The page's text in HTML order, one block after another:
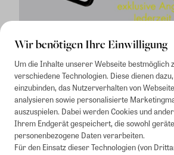
Wir benötigen Ihre Einwilligung
Um die Inhalte unserer Webseite bestmöglich
verschiedene Technologien. Diese dienen
einzubinden, das Nutzerverhalten von
analysieren sowie personalisierte
auszuspielen. Dabei werden Cookies und
Ihrem Endgerät gespeichert, die sowohl
personenbezogene Daten verarbeiten.
Für den Einsatz dieser Technologien (von
1Mindestbestellwert von 50€. Nicht anwendbar
Buchpreisbindung unterliegen, ZEIT-
Barauszahlung möglich. Nicht mit weiteren